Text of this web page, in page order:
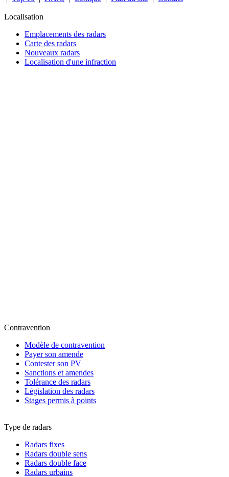
Localisation
Emplacements des radars
Carte des radars
Nouveaux radars
Localisation d'une infraction
Contravention
Modèle de contravention
Payer son amende
Contester son PV
Sanctions et amendes
Tolérance des radars
Législation des radars
Stages permis à points
Type de radars
Radars fixes
Radars double sens
Radars double face
Radars urbains